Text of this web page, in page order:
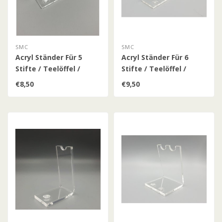
SMC
Acryl Ständer Für 5
Stifte / Teelöffel /
Patronenhülsen /
€8,50
SMC
Acryl Ständer Für 6
Stifte / Teelöffel /
Patronenhülsen (Klein)
€9,50